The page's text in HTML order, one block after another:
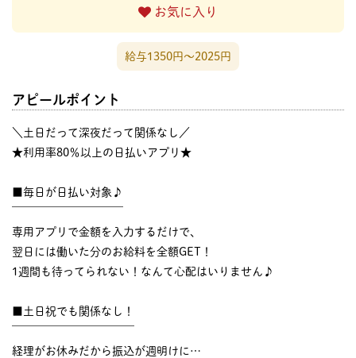
お気に入り
給与1350円〜2025円
アピールポイント
＼土日だって深夜だって関係なし／
★利用率80％以上の日払いアプリ★
■毎日が日払い対象♪
専用アプリで金額を入力するだけで、
翌日には働いた分のお給料を全額GET！
1週間も待ってられない！なんて心配はいりません♪
■土日祝でも関係なし！
経理がお休みだから振込が週明けに…